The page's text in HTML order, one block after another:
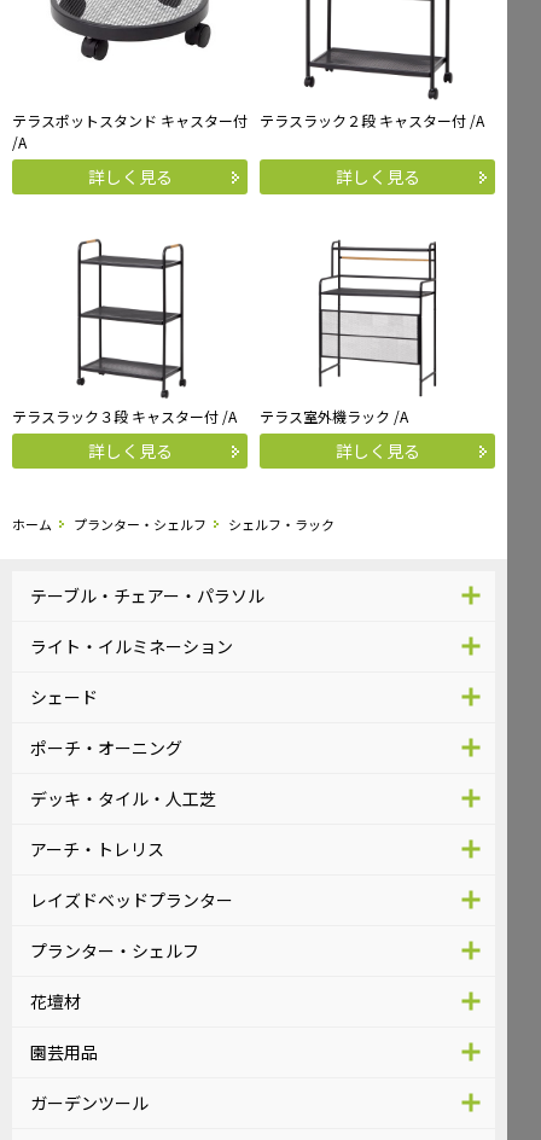
テラスポットスタンド キャスター付
/A
詳しく見る
テラスラック２段 キャスター付 /A
詳しく見る
テラスラック３段 キャスター付 /A
詳しく見る
テラス室外機ラック /A
詳しく見る
ホーム プランター・シェルフ シェルフ・ラック
テーブル・チェアー・パラソル
ライト・イルミネーション
シェード
ポーチ・オーニング
デッキ・タイル・人工芝
アーチ・トレリス
レイズドベッドプランター
プランター・シェルフ
花壇材
園芸用品
ガーデンツール